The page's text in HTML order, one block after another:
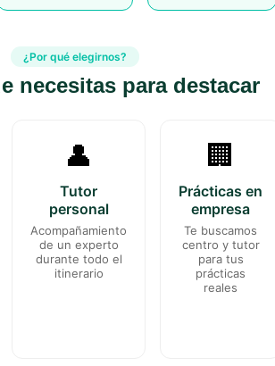
¿Por qué elegirnos?
necesitas para destacar
👤
Tutor
personal
Acompañamiento
de un experto
durante todo el
itinerario
🏢
Prácticas en
empresa
Te buscamos
centro y tutor
para tus
prácticas
reales